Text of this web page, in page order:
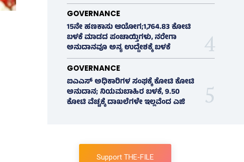
GOVERNANCE
15ನೇ ಹಣಕಾಸು ಆಯೋಗ;1,764.83 ಕೋಟಿ
ಬಳಕೆ ಮಾಡದ ಪಂಚಾಯ್ತಿಗಳು, ನರೇಗಾ
ಅನುದಾನವೂ ಅನ್ಯ ಉದ್ದೇಶಕ್ಕೆ ಬಳಕೆ
GOVERNANCE
ಐಎಎಸ್‌ ಅಧಿಕಾರಿಗಳ ಸಂಘಕ್ಕೆ ಕೋಟಿ ಕೋಟಿ
ಅನುದಾನ; ನಿಯಮಬಾಹಿರ ಬಳಕೆ, 9.50
ಕೋಟಿ ವೆಚ್ಚಕ್ಕೆ ದಾಖಲೆಗಳೇ ಇಲ್ಲವೆಂದ ಎಜಿ
Support THE-FILE